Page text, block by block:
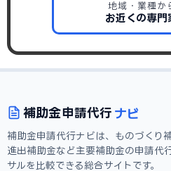
地域・業種か
お近くの専門
補助金申請代行 ナビ
補助金申請代行ナビは、ものづくり
進出補助金など主要補助金の申請代
サルを比較できる総合サイトです。